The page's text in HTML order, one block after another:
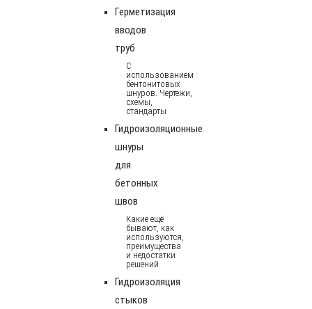
Герметизация
вводов
труб
С
использованием
бентонитовых
шнуров. Чертежи,
схемы,
стандарты
Гидроизоляционные
шнуры
для
бетонных
швов
Какие ещё
бывают, как
используются,
преимущества
и недостатки
решений
Гидроизоляция
стыков